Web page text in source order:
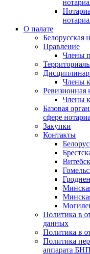
О палате
Белорусская
Правление
Члены
Члены
Ревизионная
Члены
Базовая
сфере
Закупки
Контакты
Политика в
данных
Политика в
Политика
аппарата